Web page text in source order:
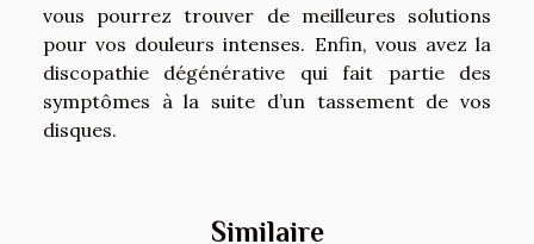
vous pourrez trouver de meilleures solutions
pour vos douleurs intenses. Enfin, vous avez la
discopathie dégénérative qui fait partie des
symptômes à la suite d’un tassement de vos
disques.
Similaire